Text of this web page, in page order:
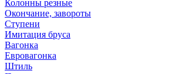
Колонны резные
Окончание, завороты
Ступени
Имитация бруса
Вагонка
Евровагонка
Штиль